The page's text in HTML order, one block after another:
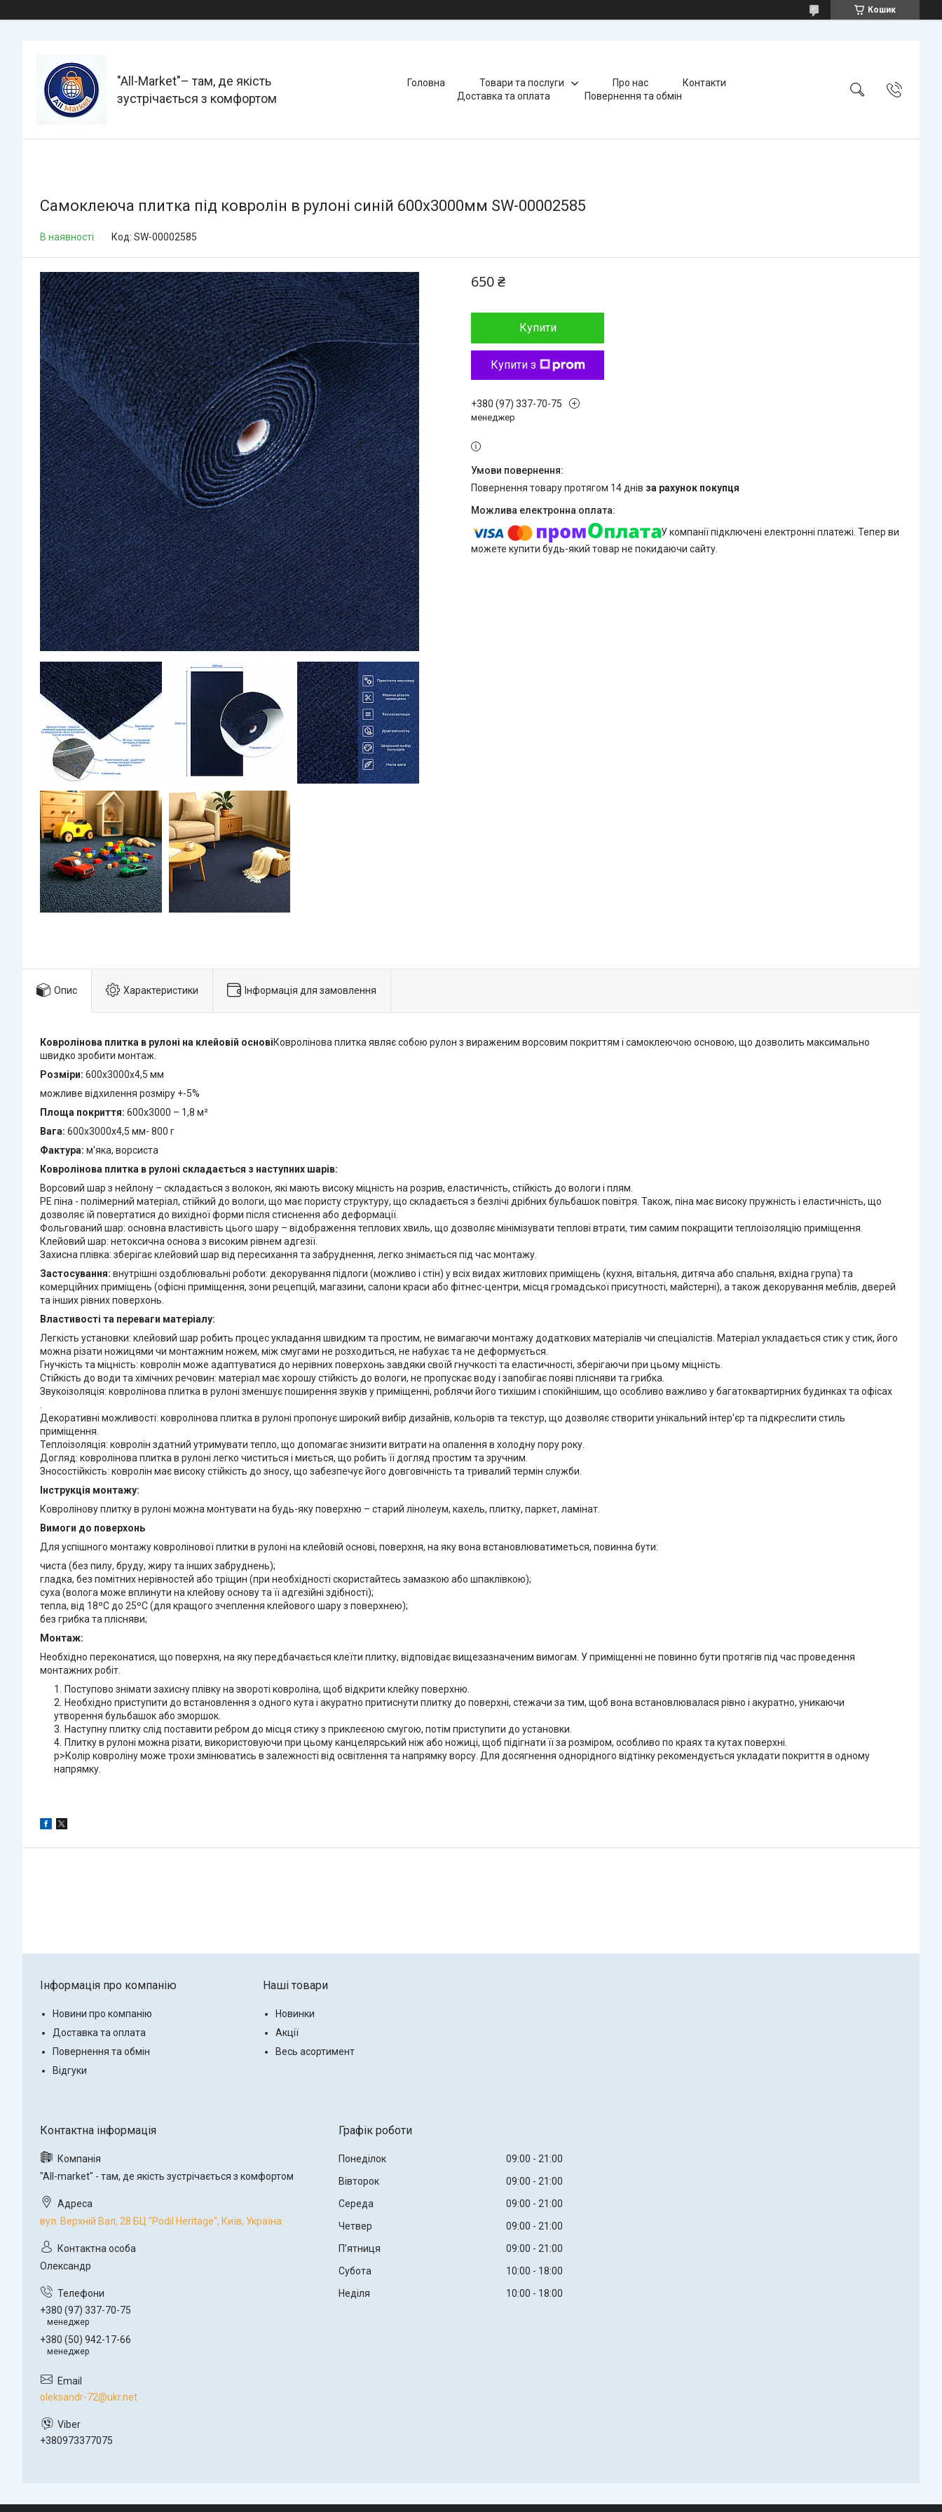
Кошик
"All-Мarket"– там, де якість
зустрічається з комфортом
Головна Товари та послуги Про нас
Контакти
Доставка та оплата
Повернення та обмін
Самоклеюча плитка під ковролін в рулоні синій 600х3000мм SW-00002585
В наявності Код: SW-00002585
650 ₴
Купити
Купити з
+380 (97) 337-70-75
менеджер
повернення товару протягом 14 днів за рахунок покупця
У компанії підключені електронні платежі. Тепер ви
можете купити будь-який товар не покидаючи сайту.
Опис Характеристики Інформація для замовлення
Ковролінова плитка в рулоні на клейовій основіКовролінова плитка являє собою рулон з вираженим ворсовим покриттям і самоклеючою основою, що дозволить максимально
швидко зробити монтаж.
Розміри: 600х3000х4,5 мм
можливе відхилення розміру +-5%
Площа покриття: 600х3000 – 1,8 м²
Вага: 600х3000х4,5 мм- 800 г
Фактура: м'яка, ворсиста
Ковролінова плитка в рулоні складається з наступних шарів:
Ворсовий шар з нейлону – складається з волокон, які мають високу міцність на розрив, еластичність, стійкість до вологи і плям.
РЕ піна - полімерний матеріал, стійкий до вологи, що має пористу структуру, що складається з безлічі дрібних бульбашок повітря. Також, піна має високу пружність і еластичність, що
дозволяє їй повертатися до вихідної форми після стиснення або деформації.
Фольгований шар: основна властивість цього шару – відображення теплових хвиль, що дозволяє мінімізувати теплові втрати, тим самим покращити теплоізоляцію приміщення.
Клейовий шар: нетоксична основа з високим рівнем адгезії.
Захисна плівка: зберігає клейовий шар від пересихання та забруднення, легко знімається під час монтажу.
Застосування: внутрішні оздоблювальні роботи: декорування підлоги (можливо і стін) у всіх видах житлових приміщень (кухня, вітальня, дитяча або спальня, вхідна група) та
комерційних приміщень (офісні приміщення, зони рецепцій, магазини, салони краси або фітнес-центри, місця громадської присутності, майстерні), а також декорування меблів, дверей
та інших рівних поверхонь.
Властивості та переваги матеріалу:
Легкість установки: клейовий шар робить процес укладання швидким та простим, не вимагаючи монтажу додаткових матеріалів чи спеціалістів. Матеріал укладається стик у стик, його
можна різати ножицями чи монтажним ножем, між смугами не розходиться, не набухає та не деформується.
Гнучкість та міцність: ковролін може адаптуватися до нерівних поверхонь завдяки своїй гнучкості та еластичності, зберігаючи при цьому міцність.
Стійкість до води та хімічних речовин: матеріал має хорошу стійкість до вологи, не пропускає воду і запобігає появі плісняви та грибка.
Звукоізоляція: ковролінова плитка в рулоні зменшує поширення звуків у приміщенні, роблячи його тихішим і спокійнішим, що особливо важливо у багатоквартирних будинках та офісах
Декоративні можливості: ковролінова плитка в рулоні пропонує широкий вибір дизайнів, кольорів та текстур, що дозволяє створити унікальний інтер'єр та підкреслити стиль
приміщення.
Теплоізоляція: ковролін здатний утримувати тепло, що допомагає знизити витрати на опалення в холодну пору року.
Догляд: ковролінова плитка в рулоні легко чиститься і миється, що робить її догляд простим та зручним.
Зносостійкість: ковролін має високу стійкість до зносу, що забезпечує його довговічність та тривалий термін служби.
Інструкція монтажу:
Ковролінову плитку в рулоні можна монтувати на будь-яку поверхню – старий лінолеум, кахель, плитку, паркет, ламінат.
Вимоги до поверхонь
Для успішного монтажу ковролінової плитки в рулоні на клейовій основі, поверхня, на яку вона встановлюватиметься, повинна бути:
чиста (без пилу, бруду, жиру та інших забруднень);
гладка, без помітних нерівностей або тріщин (при необхідності скористайтесь замазкою або шпаклівкою);
суха (волога може вплинути на клейову основу та її адгезійні здібності);
тепла, від 18ºС до 25ºС (для кращого зчеплення клейового шару з поверхнею);
без грибка та плісняви;
Монтаж:
Необхідно переконатися, що поверхня, на яку передбачається клеїти плитку, відповідає вищезазначеним вимогам. У приміщенні не повинно бути протягів під час проведення
монтажних робіт.
Поступово знімати захисну плівку на звороті ковроліна, щоб відкрити клейку поверхню.
Необхідно приступити до встановлення з одного кута і акуратно притиснути плитку до поверхні, стежачи за тим, щоб вона встановлювалася рівно і акуратно, уникаючи
утворення бульбашок або зморшок.
Наступну плитку слід поставити ребром до місця стику з приклеєною смугою, потім приступити до установки.
Плитку в рулоні можна різати, використовуючи при цьому канцелярський ніж або ножиці, щоб підігнати її за розміром, особливо по краях та кутах поверхні.
p>Колір ковроліну може трохи змінюватись в залежності від освітлення та напрямку ворсу. Для досягнення однорідного відтінку рекомендується укладати покриття в одному
напрямку.
Інформація про компанію
Новини про компанію
Доставка та оплата
Повернення та обмін
Відгуки
Наші товари
Новинки
Акції
Весь асортимент
"All-market" - там, де якість зустрічається з комфортом
вул. Верхній Вал, 28 БЦ "Podil Heritage", Київ, Україна
Олександр
+380 (97) 337-70-75
менеджер
+380 (50) 942-17-66
менеджер
oleksandr-72@ukr.net
+380973377075
Графік роботи
Понеділок 09:00
21:00
Вівторок
09:00
21:00
Середа
09:00
21:00
Четвер
09:00
21:00
Пʼятниця
09:00
21:00
Субота
10:00
18:00
Неділя
10:00 18:00